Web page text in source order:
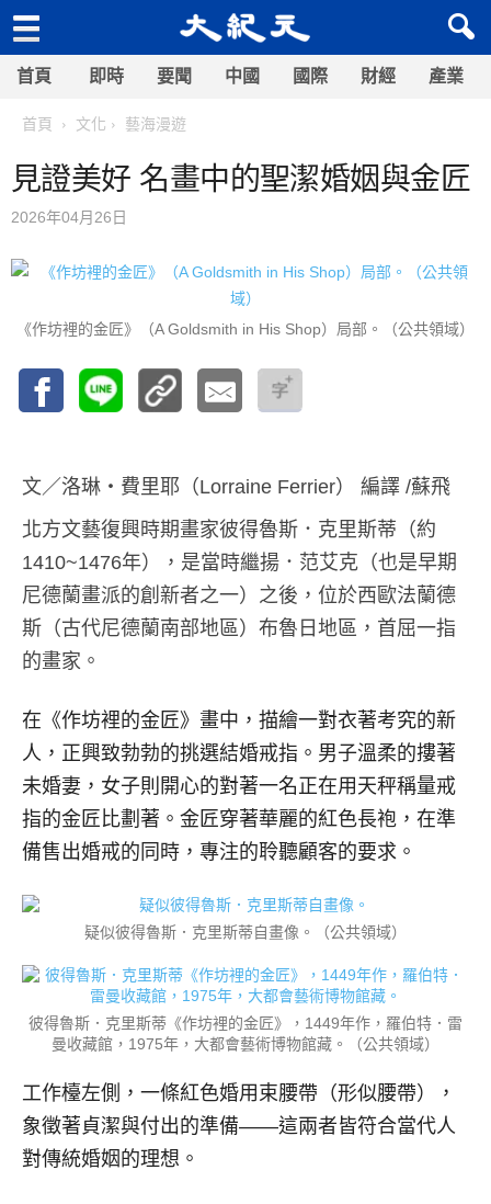
首頁 即時 要聞 中國 國際 財經 產業
首頁 文化 藝海漫遊
見證美好 名畫中的聖潔婚姻與金匠
2026年04月26日
《作坊裡的金匠》（A Goldsmith in His Shop）局部。（公共領域）
文／洛琳‧費里耶（Lorraine Ferrier） 編譯 /蘇飛
北方文藝復興時期畫家彼得魯斯．克里斯蒂（約
1410~1476年），是當時繼揚．范艾克（也是早期
尼德蘭畫派的創新者之一）之後，位於西歐法蘭德
斯（古代尼德蘭南部地區）布魯日地區，首屈一指
的畫家。
在《作坊裡的金匠》畫中，描繪一對衣著考究的新
人，正興致勃勃的挑選結婚戒指。男子溫柔的摟著
未婚妻，女子則開心的對著一名正在用天秤稱量戒
指的金匠比劃著。金匠穿著華麗的紅色長袍，在準
備售出婚戒的同時，專注的聆聽顧客的要求。
疑似彼得魯斯．克里斯蒂自畫像。（公共領域）
彼得魯斯．克里斯蒂《作坊裡的金匠》，1449年作，羅伯特．雷
曼收藏館，1975年，大都會藝術博物館藏。（公共領域）
工作檯左側，一條紅色婚用束腰帶（形似腰帶），
象徵著貞潔與付出的準備——這兩者皆符合當代人
對傳統婚姻的理想。